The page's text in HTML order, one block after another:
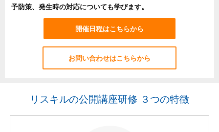
予防策、発生時の対応についても学びます。
開催日程はこちらから
お問い合わせはこちらから
リスキルの公開講座研修 ３つの特徴